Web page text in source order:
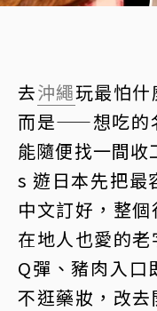
去沖繩玩最怕什
而是——想吃的
能隨便找一間
s 遊日本先把最
中文訂好，整
在地人也愛的
Q彈、豬肉入口
不逛藥妝，改去